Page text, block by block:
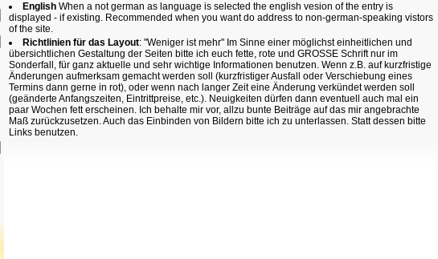
English When a not german as language is selected the english vesion of the entry is
displayed - if existing. Recommended when you want do address to non-german-speaking vistors
of the site.
Richtlinien für das Layout: "Weniger ist mehr" Im Sinne einer möglichst einheitlichen und
übersichtlichen Gestaltung der Seiten bitte ich euch fette, rote und GROSSE Schrift nur im
Sonderfall, für ganz aktuelle und sehr wichtige Informationen benutzen. Wenn z.B. auf kurzfristige
Änderungen aufmerksam gemacht werden soll (kurzfristiger Ausfall oder Verschiebung eines
Termins dann gerne in rot), oder wenn nach langer Zeit eine Änderung verkündet werden soll
(geänderte Anfangszeiten, Eintrittpreise, etc.). Neuigkeiten dürfen dann eventuell auch mal ein
paar Wochen fett erscheinen. Ich behalte mir vor, allzu bunte Beiträge auf das mir angebrachte
Maß zurückzusetzen. Auch das Einbinden von Bildern bitte ich zu unterlassen. Statt dessen bitte
Links benutzen.